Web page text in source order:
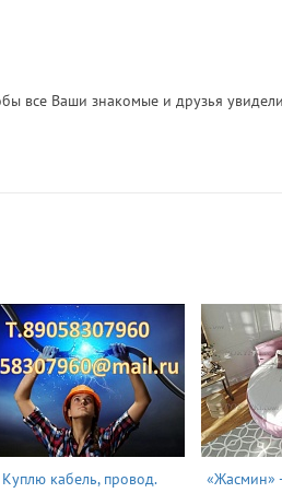
все Ваши знакомые и друзья
Куплю кабель, провод. «Жасмин»